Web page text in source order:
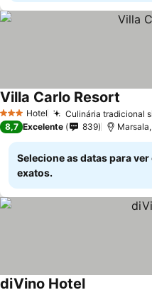
3 EstrelasHotel Culinária tradicional
Villa Carlo Resort
8,7 Excelente 839
Selecione as datas para
exatos.
diVino Hotel